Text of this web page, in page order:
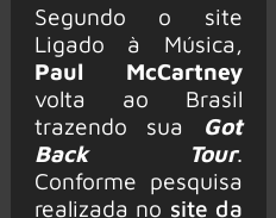
Segundo o site
Ligado à Música,
Paul McCartney
volta ao Brasil
trazendo sua Got
Back Tour.
Conforme pesquisa
realizada no site da